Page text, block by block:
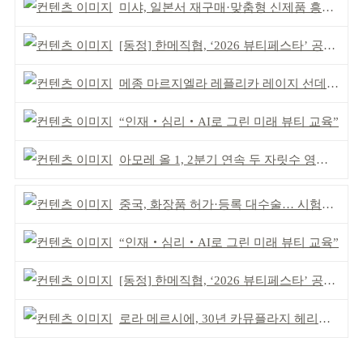
미샤, 일본서 재구매·맞춤형 신제품 흥행 ‘쌍끌이’
[동정] 한메직협, ‘2026 뷰티페스타’ 공동 주최
메종 마르지엘라 레플리카 레이지 선데이 모닝 디퓨저
“인재‧심리‧AI로 그린 미래 뷰티 교육”
아모레 올 1, 2분기 연속 두 자릿수 영업이익률 기록
중국, 화장품 허가·등록 대수술… 시험자료 공용 허용
“인재‧심리‧AI로 그린 미래 뷰티 교육”
[동정] 한메직협, ‘2026 뷰티페스타’ 공동 주최
로라 메르시에, 30년 카뮤플라지 헤리티지 담아